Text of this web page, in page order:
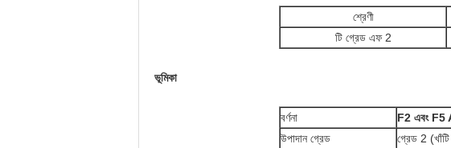
শ্রেণী
টি গ্রেড এফ 2
ভূমিকা
বর্ণনা
F2 এবং F5
উপাদান গ্রেড
গ্রেড 2